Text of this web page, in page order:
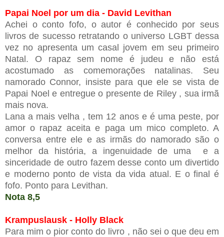
Papai Noel por um dia - David Levithan
Achei o conto fofo, o autor é conhecido por seus
livros de sucesso retratando o universo LGBT dessa
vez no apresenta um casal jovem em seu primeiro
Natal. O rapaz sem nome é judeu e não está
acostumado as comemorações natalinas. Seu
namorado Connor, insiste para que ele se vista de
Papai Noel e entregue o presente de Riley , sua irmã
mais nova.
Lana a mais velha , tem 12 anos e é uma peste, por
amor o rapaz aceita e paga um mico completo. A
conversa entre ele e as irmãs do namorado são o
melhor da história, a ingenuidade de uma e a
sinceridade de outro fazem desse conto um divertido
e moderno ponto de vista da vida atual. E o final é
fofo. Ponto para Levithan.
Nota 8,5
Krampuslausk - Holly Black
Para mim o pior conto do livro , não sei o que deu em